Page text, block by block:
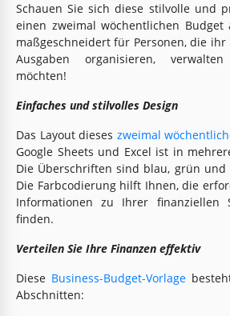
Schauen Sie sich diese stilvolle und
einen zweimal wöchentlichen Budget
maßgeschneidert für Personen, die
Ausgaben organisieren,
möchten!
Einfaches und stilvolles Design
Das Layout dieses zweimal
Google Sheets und Excel ist in
Die Überschriften sind blau, grün und
Die Farbcodierung hilft Ihnen, die
Informationen zu Ihrer finanziellen
finden.
Verteilen Sie Ihre Finanzen effektiv
Diese Business-Budget-Vorlage
Abschnitten: